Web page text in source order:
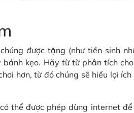
được tặng (như tiền sinh
kẹo. Hãy từ từ phân tích
hơn, từ đó chúng sẽ hiểu lợi
thể được phép dùng internet